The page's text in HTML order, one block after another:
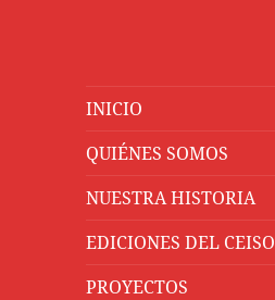
INICIO
QUIÉNES SOMOS
NUESTRA HISTORIA
EDICIONES DEL CEISO
PROYECTOS